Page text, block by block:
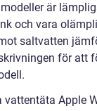
är
och vara
saltvatten
för att
Apple